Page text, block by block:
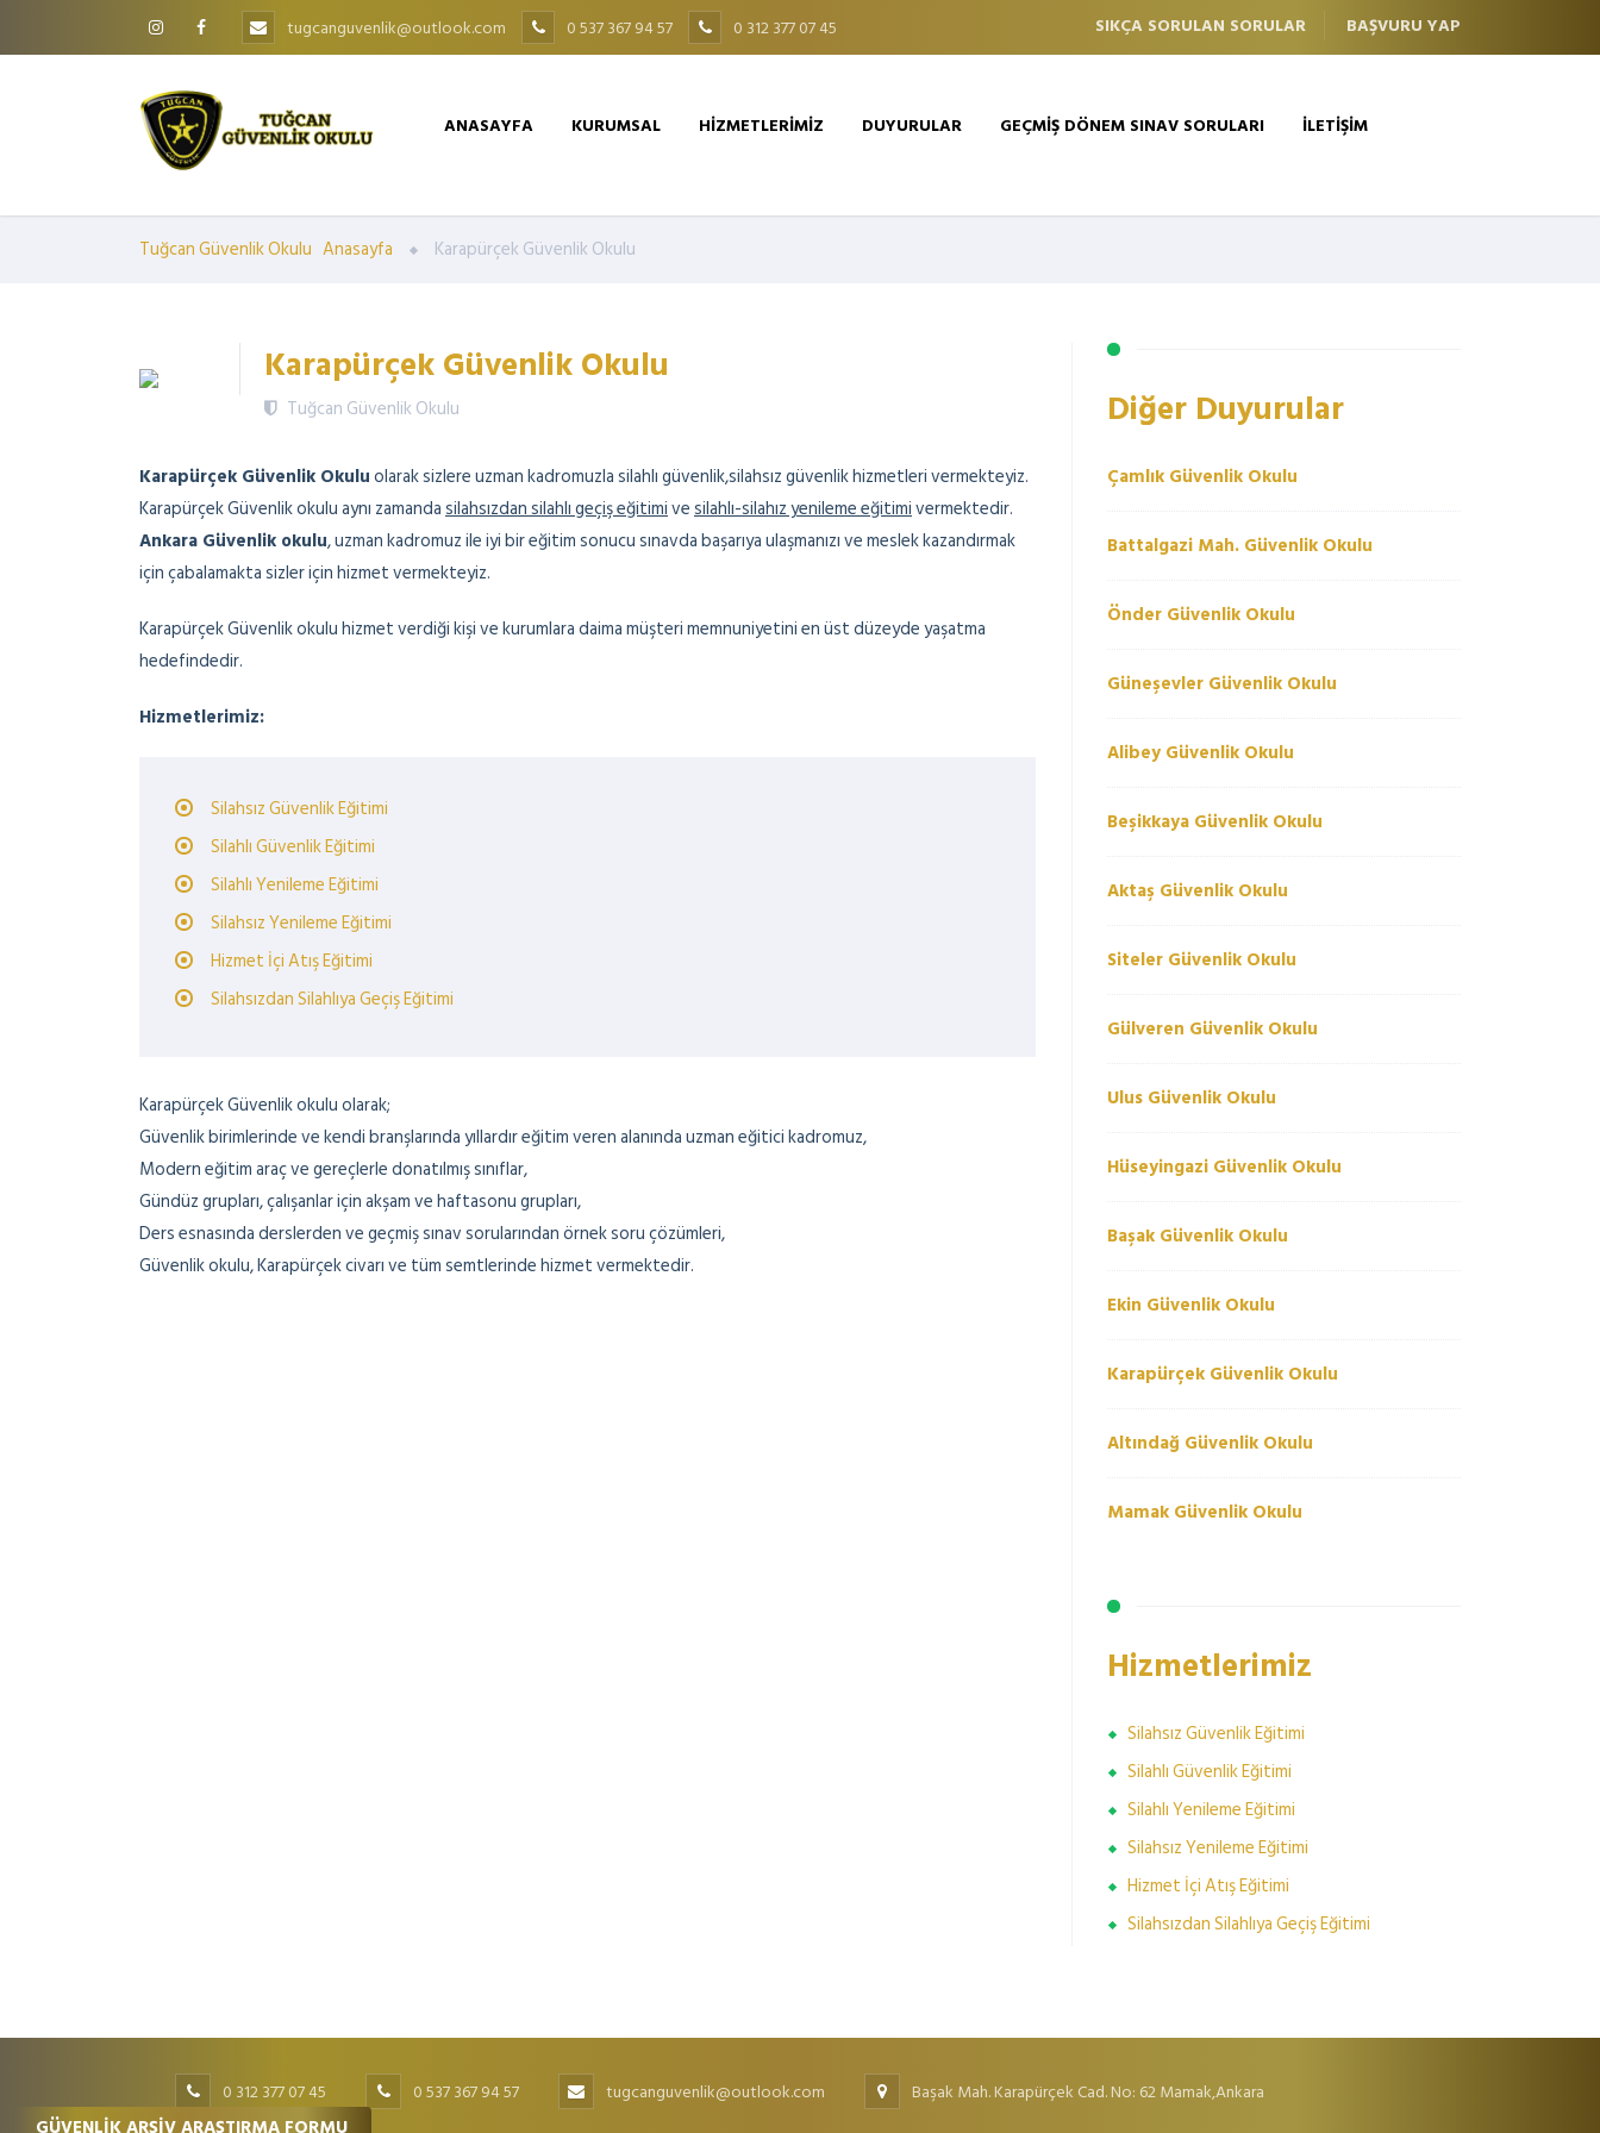
tugcanguvenlik@outlook.com 0 537 367 94 57 0 312 377 07 45 SIKÇA SORULAN SORULAR BAŞVURU YAP
ANASAYFA KURUMSAL HİZMETLERİMİZ DUYURULAR GEÇMİŞ DÖNEM SINAV SORULARI İLETİŞİM
Tuğcan Güvenlik Okulu Anasayfa Karapürçek Güvenlik Okulu
Karapürçek Güvenlik Okulu
Tuğcan Güvenlik Okulu
Karapürçek Güvenlik Okuluolarak sizlere uzman kadromuzla silahlı güvenlik,silahsız güvenlik hizmetleri vermekteyiz.
Karapürçek Güvenlik okulu aynı zamandasilahsızdan silahlı geçiş eğitimivesilahlı-silahız yenileme eğitimivermektedir.
Ankara Güvenlik okulu, uzman kadromuz ile iyi bir eğitim sonucu sınavda başarıya ulaşmanızı ve meslek kazandırmak
için çabalamakta sizler için hizmet vermekteyiz.
Karapürçek Güvenlik okulu hizmet verdiği kişi ve kurumlara daima müşteri memnuniyetini en üst düzeyde yaşatma
hedefindedir.
Hizmetlerimiz:
Silahsız Güvenlik Eğitimi
Silahlı Güvenlik Eğitimi
Silahlı Yenileme Eğitimi
Silahsız Yenileme Eğitimi
Hizmet İçi Atış Eğitimi
Silahsızdan Silahlıya Geçiş Eğitimi
Karapürçek Güvenlik okulu olarak;
Güvenlik birimlerinde ve kendi branşlarında yıllardır eğitim veren alanında uzman eğitici kadromuz,
Modern eğitim araç ve gereçlerle donatılmış sınıflar,
Gündüz grupları, çalışanlar için akşam ve haftasonu grupları,
Ders esnasında derslerden ve geçmiş sınav sorularından örnek soru çözümleri,
Güvenlik okulu, Karapürçek civarı ve tüm semtlerinde hizmet vermektedir.
Diğer Duyurular
Çamlık Güvenlik Okulu
Battalgazi Mah. Güvenlik Okulu
Önder Güvenlik Okulu
Güneşevler Güvenlik Okulu
Alibey Güvenlik Okulu
Beşikkaya Güvenlik Okulu
Aktaş Güvenlik Okulu
Siteler Güvenlik Okulu
Gülveren Güvenlik Okulu
Ulus Güvenlik Okulu
Hüseyingazi Güvenlik Okulu
Başak Güvenlik Okulu
Ekin Güvenlik Okulu
Karapürçek Güvenlik Okulu
Altındağ Güvenlik Okulu
Mamak Güvenlik Okulu
Hizmetlerimiz
Silahsız Güvenlik Eğitimi
Silahlı Güvenlik Eğitimi
Silahlı Yenileme Eğitimi
Silahsız Yenileme Eğitimi
Hizmet İçi Atış Eğitimi
Silahsızdan Silahlıya Geçiş Eğitimi
0 312 377 07 45 0 537 367 94 57 tugcanguvenlik@outlook.com Başak Mah. Karapürçek Cad. No: 62 Mamak,Ankara